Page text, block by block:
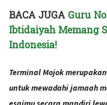
BACA JUGAGuru
Ibtidaiyah Memang
Indonesia!
Terminal Mojok
untuk mewadahi jamaah